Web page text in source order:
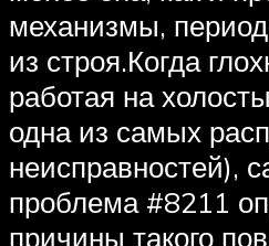
механизмы,
из строя.Когда
работая на
одна из самых
неисправностей),
проблема #8211
причины такого